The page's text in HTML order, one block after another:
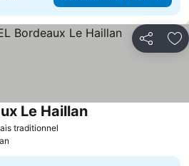
Partager
traditionnel
Le Haillan